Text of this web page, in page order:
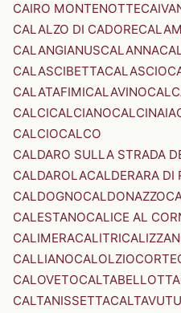
CAIRO MONTENOTTE
CALALZO DI CADORE
CALANGIANUSCALANNA
CALASCIBETTACALASCIO
CALATAFIMICALAVINO
CALCICALCIANOCALCINAIA
CALCIOCALCO
CALDARO SULLA STRADA
CALDAROLACALDERARA DI
CALDOGNOCALDONAZZO
CALESTANOCALICE AL
CALIMERACALITRI
CALLIANOCALOLZIOCORTE
CALOVETOCALTABELLOTTA
CALTANISSETTA